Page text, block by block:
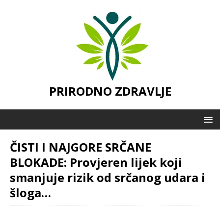
PRIRODNO ZDRAVLJE
ČISTI I NAJGORE SRČANE
BLOKADE: Provjeren lijek koji
smanjuje rizik od srčanog udara i
šloga…